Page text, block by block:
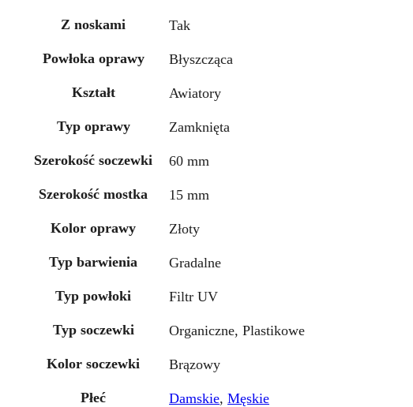
Z noskami Tak
Powłoka oprawy Błyszcząca
Kształt Awiatory
Typ oprawy Zamknięta
Szerokość soczewki 60 mm
Szerokość mostka 15 mm
Kolor oprawy Złoty
Typ barwienia Gradalne
Typ powłoki Filtr UV
Typ soczewki Organiczne, Plastikowe
Kolor soczewki Brązowy
Płeć Damskie, Męskie